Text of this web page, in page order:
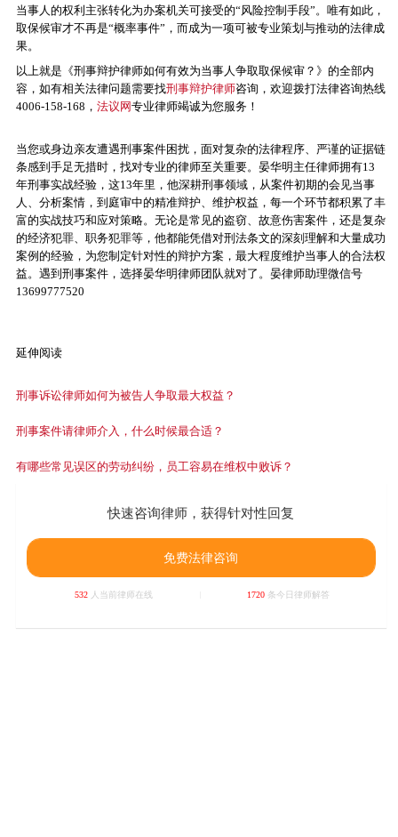
当事人的权利主张转化为办案机关可接受的“风险控制手段”。唯有如此，
取保候审才不再是“概率事件”，而成为一项可被专业策划与推动的法律成
果。
以上就是《刑事辩护律师如何有效为当事人争取取保候审？》的全部内
容，如有相关法律问题需要找刑事辩护律师咨询，欢迎拨打法律咨询热线
4006-158-168， 法议网专业律师竭诚为您服务！
当您或身边亲友遭遇刑事案件困扰，面对复杂的法律程序、严谨的证据链
条感到手足无措时，找对专业的律师至关重要。晏华明主任律师拥有13
年刑事实战经验，这13年里，他深耕刑事领域，从案件初期的会见当事
人、分析案情，到庭审中的精准辩护、维护权益，每一个环节都积累了丰
富的实战技巧和应对策略。无论是常见的盗窃、故意伤害案件，还是复杂
的经济犯罪、职务犯罪等，他都能凭借对刑法条文的深刻理解和大量成功
案例的经验，为您制定针对性的辩护方案，最大程度维护当事人的合法权
益。遇到刑事案件，选择晏华明律师团队就对了。晏律师助理微信号
13699777520
延伸阅读
刑事诉讼律师如何为被告人争取最大权益？
刑事案件请律师介入，什么时候最合适？
有哪些常见误区的劳动纠纷，员工容易在维权中败诉？
快速咨询律师，获得针对性回复
免费法律咨询
532 人当前律师在线 1720条今日律师解答